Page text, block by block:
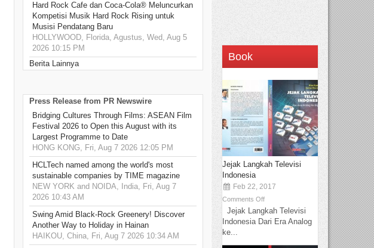
Hard Rock Cafe dan Coca-Cola® Meluncurkan
Kompetisi Musik Hard Rock Rising untuk
Musisi Pendatang Baru
HOLLYWOOD, Florida, Agustus, Wed, Aug 5
2026 10:15 PM
Berita Lainnya
Press Release from PR Newswire
Bridging Cultures Through Films: ASEAN Film
Festival 2026 to Open this August with its
Largest Programme to Date
HONG KONG, Fri, Aug 7 2026 12:05 PM
HCLTech named among the world's most
sustainable companies by TIME magazine
NEW YORK and NOIDA, India, Fri, Aug 7
2026 10:43 AM
Swing Amid Black‑Rock Greenery! Discover
Another Way to Holiday in Hainan
HAIKOU, China, Fri, Aug 7 2026 10:34 AM
Book
Jejak Langkah Televisi
Indonesia
Feb 22, 2017
Comments Off
Jejak Langkah Televisi
Indonesia Dari Era Analog
ke...